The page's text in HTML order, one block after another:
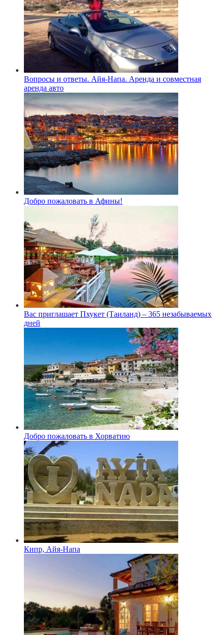
Вопросы и ответы. Айя-Напа. Аренда и совместная
аренда авто
Добро пожаловать в Афины!
Вас приглашает Пхукет (Таиланд) – 365 незабываемых
дней
Добро пожаловать в Хорватию
Кипр, Айя-Напа